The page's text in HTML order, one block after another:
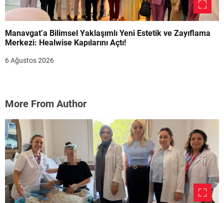
Manavgat’a Bilimsel Yaklaşımlı Yeni Estetik ve Zayıflama
Merkezi: Healwise Kapılarını Açtı!
6 Ağustos 2026
More From Author